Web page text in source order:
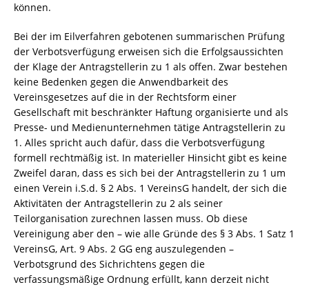
können.
Bei der im Eilverfahren gebotenen summarischen Prüfung
der Verbotsverfügung erweisen sich die Erfolgsaussichten
der Klage der Antragstellerin zu 1 als offen. Zwar bestehen
keine Bedenken gegen die Anwendbarkeit des
Vereinsgesetzes auf die in der Rechtsform einer
Gesellschaft mit beschränkter Haftung organisierte und als
Presse- und Medienunternehmen tätige Antragstellerin zu
1. Alles spricht auch dafür, dass die Verbotsverfügung
formell rechtmäßig ist. In materieller Hinsicht gibt es keine
Zweifel daran, dass es sich bei der Antragstellerin zu 1 um
einen Verein i.S.d. § 2 Abs. 1 VereinsG handelt, der sich die
Aktivitäten der Antragstellerin zu 2 als seiner
Teilorganisation zurechnen lassen muss. Ob diese
Vereinigung aber den – wie alle Gründe des § 3 Abs. 1 Satz 1
VereinsG, Art. 9 Abs. 2 GG eng auszulegenden –
Verbotsgrund des Sichrichtens gegen die
verfassungsmäßige Ordnung erfüllt, kann derzeit nicht